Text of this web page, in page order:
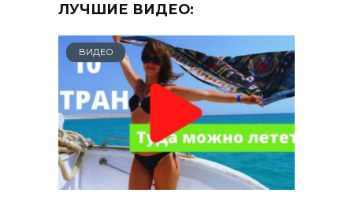
ЛУЧШИЕ ВИДЕО:
ВИДЕО